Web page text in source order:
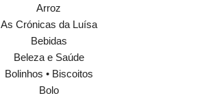
Arroz
As Crónicas da Luísa
Bebidas
Beleza e Saúde
Bolinhos • Biscoitos
Bolo